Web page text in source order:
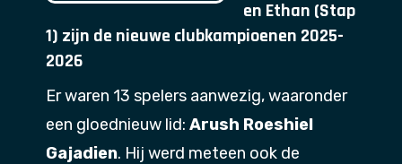
en Ethan (Stap
1) zijn de nieuwe clubkampioenen 2025-
2026
Er waren 13 spelers aanwezig, waaronder
een gloednieuw lid: Arush Roeshiel
Gajadien. Hij werd meteen ook de